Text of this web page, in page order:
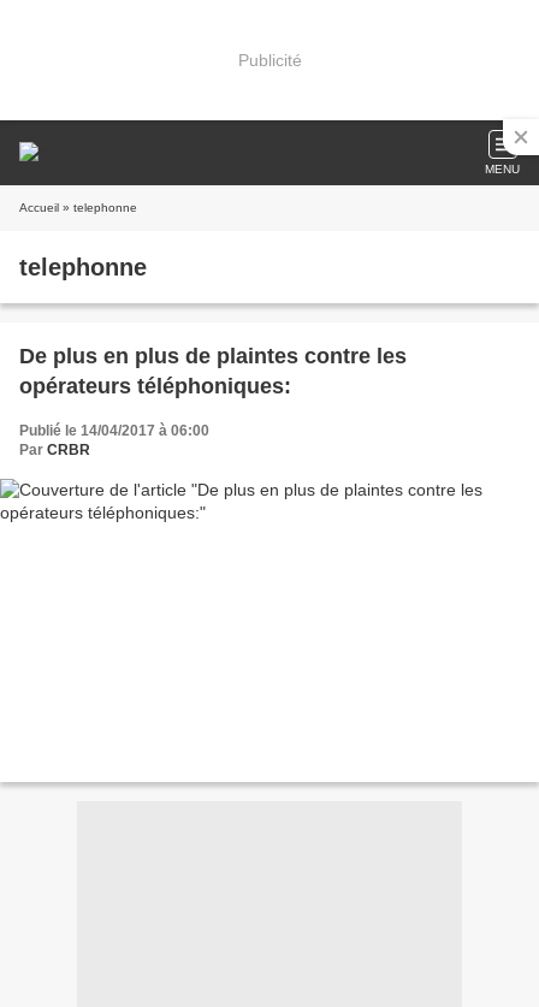
Publicité
MENU
Accueil » telephonne
telephonne
De plus en plus de plaintes contre les
opérateurs téléphoniques:
Publié le 14/04/2017 à 06:00
Par CRBR